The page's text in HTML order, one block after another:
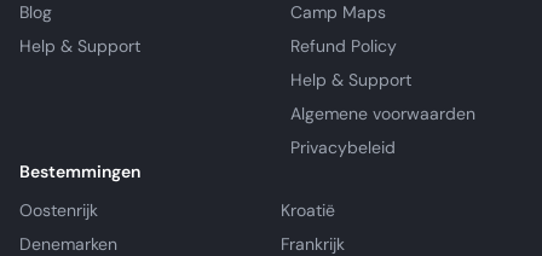
Blog
Help & Support
Camp Maps
Refund Policy
Help & Support
Algemene voorwaarden
Privacybeleid
Bestemmingen
Oostenrijk
Kroatië
Denemarken
Frankrijk